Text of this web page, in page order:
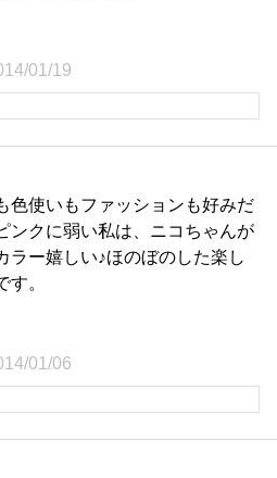
01/19
色使いもファッションも好みだ
ンクに弱い私は、ニコちゃんが
ラー嬉しい♪ほのぼのした楽し
す。
01/06